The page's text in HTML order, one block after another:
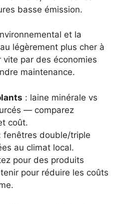
basse émission.
et la
légèrement plus cher à
vite par des économies
maintenance.
: laine minérale vs
— comparez
coût.
fenêtres double/triple
au climat local.
pour des produits
pour réduire les coûts